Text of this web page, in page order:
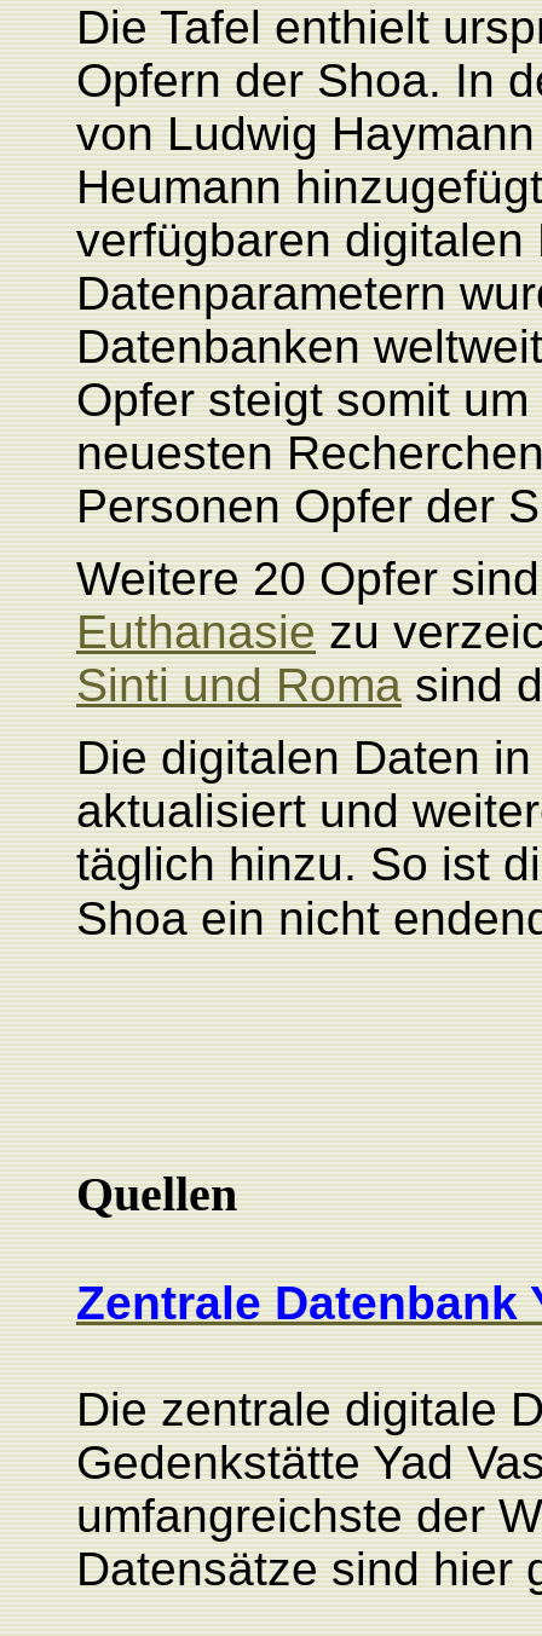
Die Tafel enthielt
Opfern der Shoa. In
von Ludwig
Heumann
verfügbaren
Datenparametern
Datenbanken
Opfer steigt somit
neuesten
Personen Opfer der
Weitere 20 Opfer
Euthanasiezu
Sinti und Romasind
Die digitalen Daten
aktualisiert und
täglich hinzu. So ist
Shoa ein nicht
Quellen
Zentrale Datenbank
Die zentrale digitale
Gedenkstätte Yad
umfangreichste der
Datensätze sind hier